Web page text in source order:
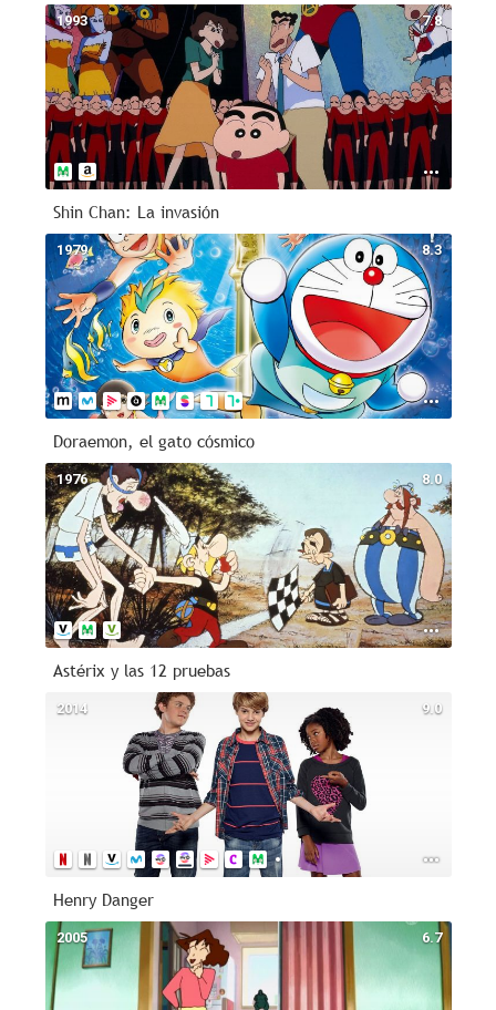
7.8
1993
Shin Chan: La invasión
8.3
1979
Doraemon, el gato cósmico
8.0
1976
Astérix y las 12 pruebas
9.0
2014
Henry Danger
6.7
2005